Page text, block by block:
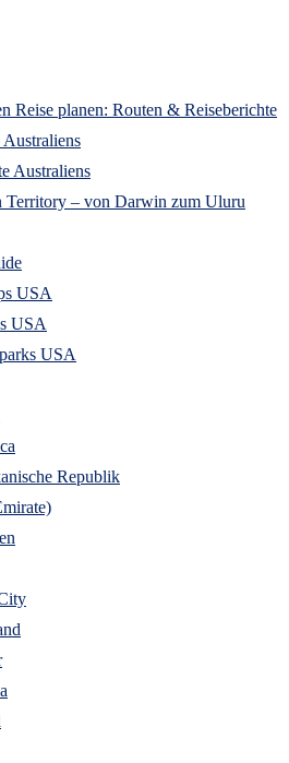
Reise planen: Routen & Reiseberichte
Australiens
Australiens
Territory – von Darwin zum Uluru
USA
USA
USA
Republik